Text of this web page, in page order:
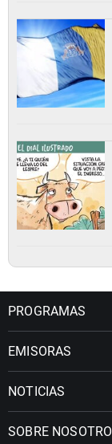
PROGRAMAS
EMISORAS
NOTICIAS
SOBRE